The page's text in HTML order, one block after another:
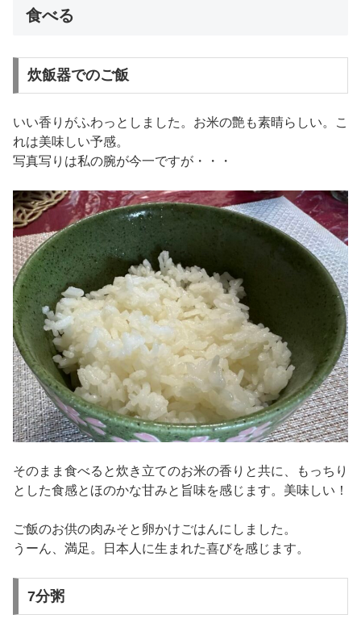
食べる
炊飯器でのご飯
いい香りがふわっとしました。お米の艶も素晴らしい。こ
れは美味しい予感。
写真写りは私の腕が今一ですが・・・
そのまま食べると炊き立てのお米の香りと共に、もっちり
とした食感とほのかな甘みと旨味を感じます。美味しい！
ご飯のお供の肉みそと卵かけごはんにしました。
うーん、満足。日本人に生まれた喜びを感じます。
7分粥